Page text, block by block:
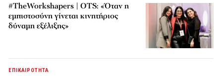
#TheWorkshapers | OTS: «Όταν η
εμπιστοσύνη γίνεται κινητήριος
δύναμη εξέλιξης»
ΕΠΙΚΑΙΡΟΤΗΤΑ